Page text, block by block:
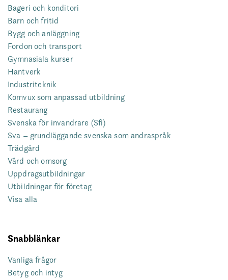
Bageri och konditori
Barn och fritid
Bygg och anläggning
Fordon och transport
Gymnasiala kurser
Hantverk
Industriteknik
Komvux som anpassad utbildning
Restaurang
Svenska för invandrare (Sfi)
Sva – grundläggande svenska som andraspråk
Trädgård
Vård och omsorg
Uppdragsutbildningar
Utbildningar för företag
Visa alla
Snabblänkar
Vanliga frågor
Betyg och intyg